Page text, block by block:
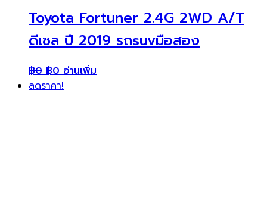
Toyota Fortuner 2.4G 2WD A/T
ดีเซล ปี 2019 รถsuvมือสอง
฿0 ฿0 อ่านเพิ่ม
ลดราคา!